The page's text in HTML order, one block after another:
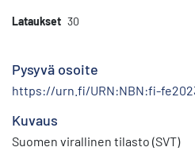
Lataukset 30
Pysyvä osoite
https://urn.fi/URN:NBN:fi-
Kuvaus
Suomen virallinen tilasto (SVT)